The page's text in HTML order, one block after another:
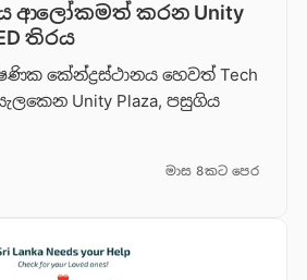
ආලෝකමත් කරන Unity
තිරය
කේන්ද්‍රස්ථානය හෙවත් Tech
Unity Plaza, පසුගිය
මාස 8කට පෙර